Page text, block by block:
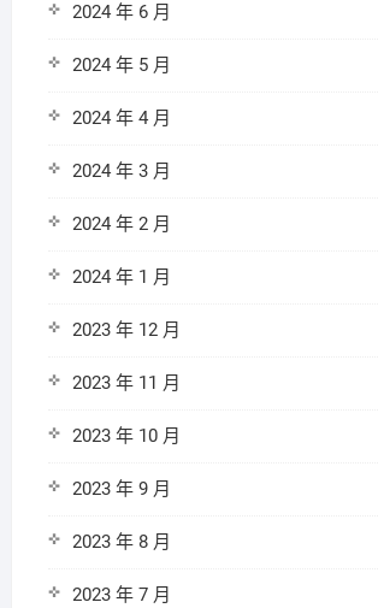
2024 年 6 月
2024 年 5 月
2024 年 4 月
2024 年 3 月
2024 年 2 月
2024 年 1 月
2023 年 12 月
2023 年 11 月
2023 年 10 月
2023 年 9 月
2023 年 8 月
2023 年 7 月